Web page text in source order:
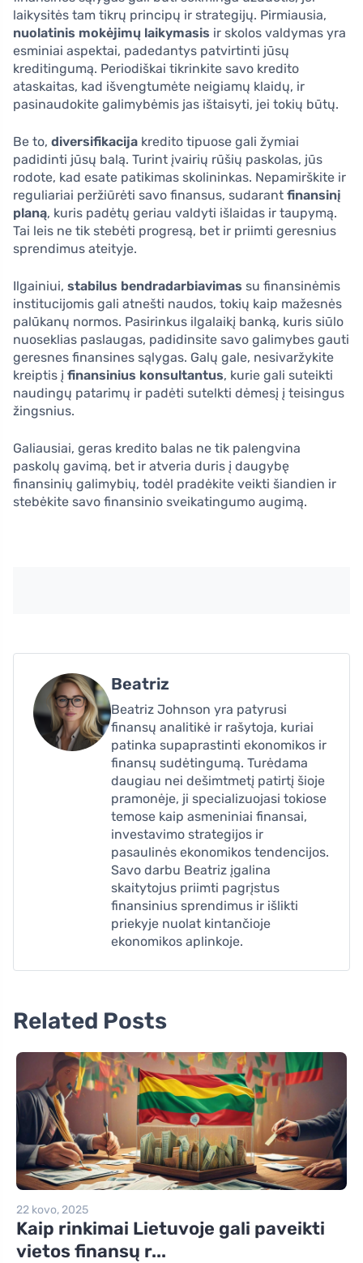
laikysitės tam tikrų principų ir strategijų. Pirmiausia,
nuolatinis mokėjimų laikymasis ir skolos valdymas yra
esminiai aspektai, padedantys patvirtinti jūsų
kreditingumą. Periodiškai tikrinkite savo kredito
ataskaitas, kad išvengtumėte neigiamų klaidų, ir
pasinaudokite galimybėmis jas ištaisyti, jei tokių būtų.
Be to, diversifikacija kredito tipuose gali žymiai
padidinti jūsų balą. Turint įvairių rūšių paskolas, jūs
rodote, kad esate patikimas skolininkas. Nepamirškite ir
reguliariai peržiūrėti savo finansus, sudarant finansinį
planą, kuris padėtų geriau valdyti išlaidas ir taupymą.
Tai leis ne tik stebėti progresą, bet ir priimti geresnius
sprendimus ateityje.
Ilgainiui, stabilus bendradarbiavimas su finansinėmis
institucijomis gali atnešti naudos, tokių kaip mažesnės
palūkanų normos. Pasirinkus ilgalaikį banką, kuris siūlo
nuoseklias paslaugas, padidinsite savo galimybes gauti
geresnes finansines sąlygas. Galų gale, nesivaržykite
kreiptis į finansinius konsultantus, kurie gali suteikti
naudingų patarimų ir padėti sutelkti dėmesį į teisingus
žingsnius.
Galiausiai, geras kredito balas ne tik palengvina
paskolų gavimą, bet ir atveria duris į daugybę
finansinių galimybių, todėl pradėkite veikti šiandien ir
stebėkite savo finansinio sveikatingumo augimą.
Beatriz
Beatriz Johnson yra patyrusi
finansų analitikė ir rašytoja, kuriai
patinka supaprastinti ekonomikos ir
finansų sudėtingumą. Turėdama
daugiau nei dešimtmetį patirtį šioje
pramonėje, ji specializuojasi tokiose
temose kaip asmeniniai finansai,
investavimo strategijos ir
pasaulinės ekonomikos tendencijos.
Savo darbu Beatriz įgalina
skaitytojus priimti pagrįstus
finansinius sprendimus ir išlikti
priekyje nuolat kintančioje
ekonomikos aplinkoje.
Related Posts
22 kovo, 2025
Kaip rinkimai Lietuvoje gali paveikti
vietos finansų r...